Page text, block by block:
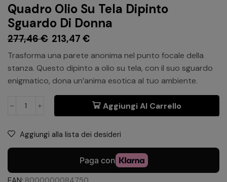
Quadro Olio Su Tela Dipinto
Sguardo Di Donna
277,46€ 213,47 €
Trasforma una parete anonima nel punto focale della
stanza. Questo dipinto a olio su tela, con il suo sguardo
enigmatico, dona un’anima esotica al tuo ambiente.
Aggiungi Al Carrello
Aggiungi alla lista dei desideri